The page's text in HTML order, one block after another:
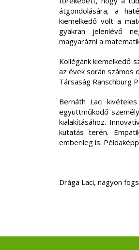
átgondolására, a
kiemelkedő volt a
gyakran jelenlévő
magyarázni a
Kollégánk kiemelkedő
az évek során számos
Társaság Ranschburg
Bernáth Laci
együttműködő
kialakításához.
kutatás terén.
emberileg is.
Drága Laci, nagyon